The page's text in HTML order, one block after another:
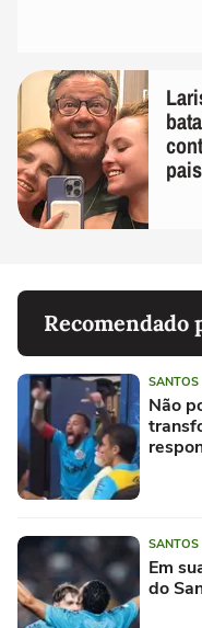
Recomendado
SANTOS
Não
SANTOS
Em
do